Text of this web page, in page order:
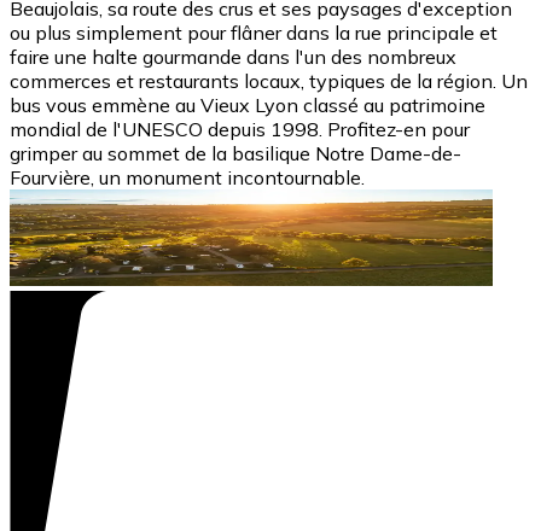
Beaujolais, sa route des crus et ses paysages d'exception
ou plus simplement pour flâner dans la rue principale et
faire une halte gourmande dans l'un des nombreux
commerces et restaurants locaux, typiques de la région. Un
bus vous emmène au Vieux Lyon classé au patrimoine
mondial de l'UNESCO depuis 1998. Profitez-en pour
grimper au sommet de la basilique Notre Dame-de-
Fourvière, un monument incontournable.